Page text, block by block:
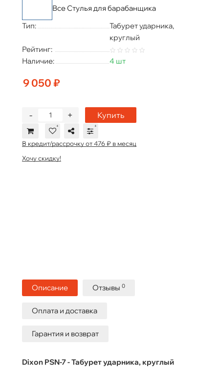
Все Стулья для барабанщика
Тип:
Табурет ударника,
круглый
Рейтинг:
Наличие:
4 шт
9 050 ₽
+
- Купить
В кредит/рассрочку от 476 ₽ в месяц
Хочу скидку!
Описание Отзывы 0
Оплата и доставка
Гарантия и возврат
Dixon PSN-7 - Табурет ударника, круглый